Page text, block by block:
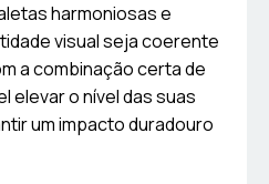
harmoniosas e
visual seja coerente
a combinação certa de
elevar o nível das suas
um impacto duradouro